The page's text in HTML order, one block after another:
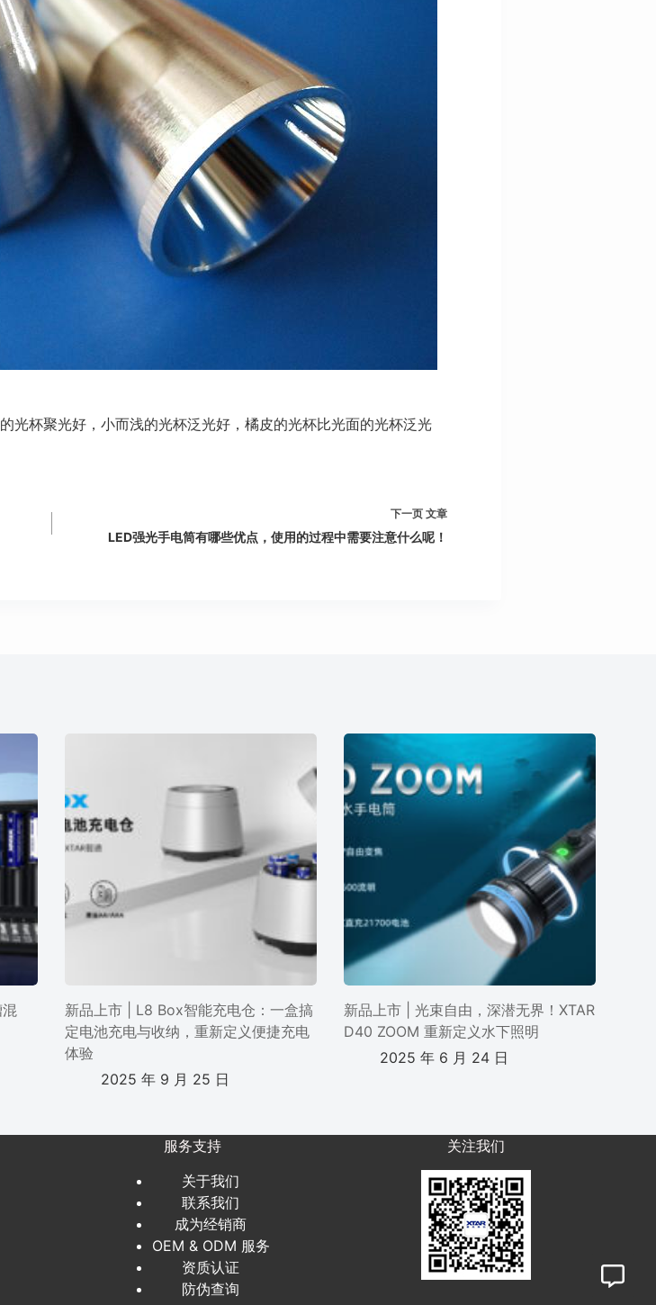
光杯聚光好，小而浅的光杯泛光好，橘皮的光杯比光面的光杯泛光
下一页 文章
LED强光手电筒有哪些优点，使用的过程中需要注意什么呢！
新品上市 | L8 Box智能充电仓：一盒搞
定电池充电与收纳，重新定义便捷充电
体验
2025 年 9 月 25 日
新品上市 | 光束自由，深潜无界！XTAR
D40 ZOOM 重新定义水下照明
2025 年 6 月 24 日
服务支持
关于我们
联系我们
成为经销商
OEM & ODM 服务
资质认证
防伪查询
关注我们